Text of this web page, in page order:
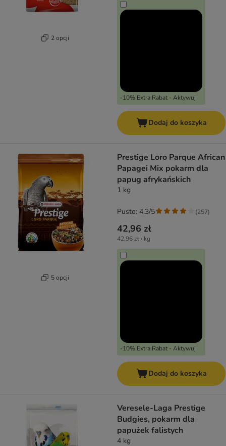
2 opcji
-10% Extra Rabat - Aktywuj
Dodaj do koszyka
5 opcji
Prestige Loro Parque African
Papagei Mix pokarm dla
papug afrykańskich
1 kg
42,96 zł
42,96 zł / kg
-10% Extra Rabat - Aktywuj
Pusto: 4.3/5 (257)
Dodaj do koszyka
Veresele-Laga Prestige
Budgies, pokarm dla
papużek falistych
4 kg